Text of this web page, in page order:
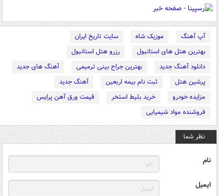
آپ آهنگ موزیک شاه
سایت تاریخ ایران
بهترین هتل های استانبول
رزرو هتل استانبول
دانلود آهنگ جدید
بهترین جراح بینی ترمیمی
آهنگ های جدید
پرشین هتل
ثبت نام بیمه اربعین
آهنگ جدید
مزایده خودرو
خرید بلیط استخر
قیمت ورق آهن پرایس
فروشنده مواد شیمیایی
نظر شما
نام
ایمیل